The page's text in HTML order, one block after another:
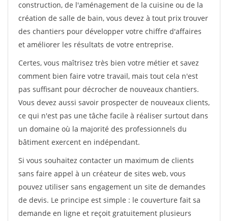
construction, de l'aménagement de la cuisine ou de la
création de salle de bain, vous devez à tout prix trouver
des chantiers pour développer votre chiffre d'affaires
et améliorer les résultats de votre entreprise.
Certes, vous maîtrisez très bien votre métier et savez
comment bien faire votre travail, mais tout cela n'est
pas suffisant pour décrocher de nouveaux chantiers.
Vous devez aussi savoir prospecter de nouveaux clients,
ce qui n'est pas une tâche facile à réaliser surtout dans
un domaine où la majorité des professionnels du
bâtiment exercent en indépendant.
Si vous souhaitez contacter un maximum de clients
sans faire appel à un créateur de sites web, vous
pouvez utiliser sans engagement un site de demandes
de devis. Le principe est simple : le couverture fait sa
demande en ligne et reçoit gratuitement plusieurs